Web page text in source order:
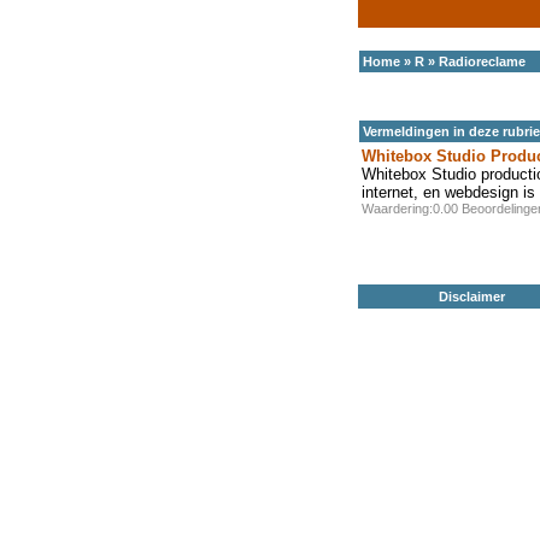
Home » R » Radioreclame
Vermeldingen in deze
Whitebox Studio
Whitebox Studio
internet, en webdesign
Waardering:0.00
Disclaimer